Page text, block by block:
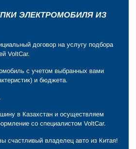
ЭЛЕКТРОМОБИЛЯ ИЗ
договор на услугу подбора
VoltCar.
с учетом выбранных вами
и бюджета.
в Казахстан и осуществляем
со специалистом VoltCar.
счастливый владелец авто из Китая!